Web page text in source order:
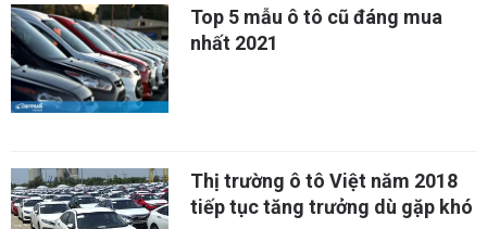
Top 5 mẫu ô tô cũ đáng mua
nhất 2021
Thị trường ô tô Việt năm 2018
tiếp tục tăng trưởng dù gặp khó